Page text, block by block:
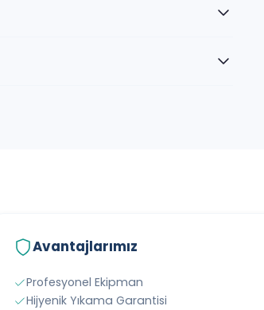
Avantajlarımız
Profesyonel Ekipman
Hijyenik Yıkama Garantisi